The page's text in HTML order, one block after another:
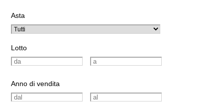
Asta
Lotto
Anno di vendita